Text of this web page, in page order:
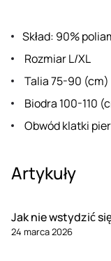
Skład: 90%
Rozmiar L/XL
Talia 75-90 (cm)
Biodra 100-110
Obwód klatki
Artykuły
Jak nie wstydzić
24 marca 2026